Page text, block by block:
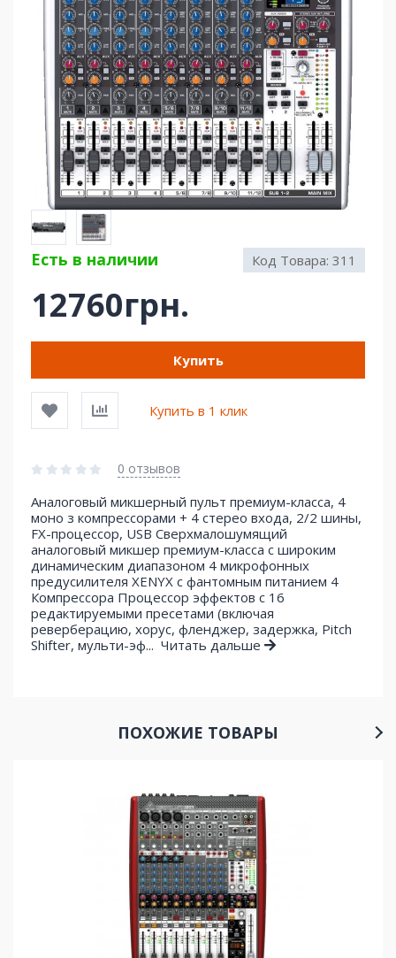
Есть в наличии Код Товара: 311
12760грн.
Купить
Купить в 1 клик
0 отзывов
Аналоговый микшерный пульт премиум-класса, 4
моно з компрессорами + 4 стерео входа, 2/2 шины,
FX-процессор, USB Сверхмалошумящий
аналоговый микшер премиум-класса c широким
динамическим диапазоном 4 микрофонных
предусилителя XENYX с фантомным питанием 4
Компрессора Процессор эффектов с 16
редактируемыми пресетами (включая
реверберацию, хорус, фленджер, задержка, Pitch
Shifter, мульти-эф... Читать дальше
ПОХОЖИЕ ТОВАРЫ